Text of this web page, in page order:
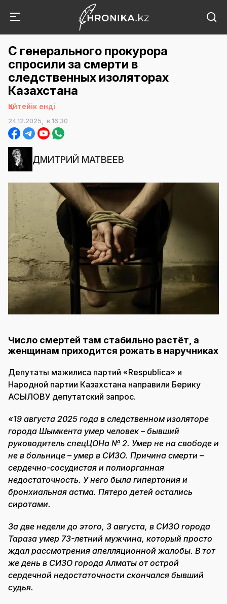
С генерального прокурора
спросили за смерти в
следственных изоляторах
Казахстана
Қайтейік енді
24.12.2025, в 16:30
ДМИТРИЙ МАТВЕЕВ
Число смертей там стабильно растёт, а
женщинам приходится рожать в наручниках
Депутаты мажилиса партий «Respublica» и
Народной партии Казахстана направили Берику
АСЫЛОВУ депутатский запрос.
«19 августа 2025 года в следственном изоляторе
города Шымкента умер человек – бывший
руководитель спецЦОНа № 2. Умер не на свободе и
не в больнице – умер в СИЗО. Причина смерти –
сердечно-сосудистая и полиорганная
недостаточность. У него была гипертония и
бронхиальная астма. Пятеро детей остались
сиротами.
За две недели до этого, 3 августа, в СИЗО города
Тараза умер 73-летний мужчина, который просто
ждал рассмотрения апелляционной жалобы. В тот
же день в СИЗО города Алматы от острой
сердечной недостаточности скончался бывший
судья.